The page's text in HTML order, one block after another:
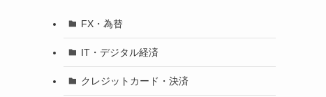
FX・為替
IT・デジタル経済
クレジットカード・決済